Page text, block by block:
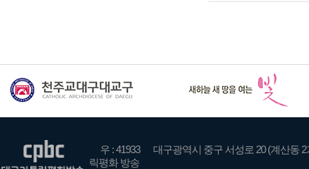
우 : 41933
대구광역시 중구 서성로 20 (계산동 2
릭평화 방송